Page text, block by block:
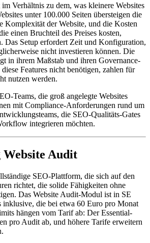
Verhältnis zu dem, was kleinere Websites
unter 100.000 Seiten übersteigen die
Komplexität der Website, und die Kosten
einen Bruchteil des Preises kosten,
Das Setup erfordert Zeit und Konfiguration,
nicht investieren können. Die
in ihrem Maßstab und ihren Governance-
Features nicht benötigen, zahlen für
nutzen werden.
Teams, die groß angelegte Websites
mit Compliance-Anforderungen rund um
die SEO-Qualitäts-Gates
integrieren möchten.
Website Audit
SEO-Plattform, die sich auf den
richtet, die solide Fähigkeiten ohne
Das Website Audit-Modul ist in SE
inklusive, die bei etwa 60 Euro pro Monat
hängen vom Tarif ab: Der Essential-
pro Audit ab, und höhere Tarife erweitern